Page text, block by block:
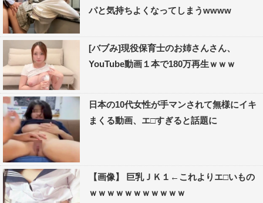
パと気持ちよくなってしまうwwww
[バブみ]現役保育士のお姉さんさん、
YouTube動画１本で180万再生ｗｗｗ
日本の10代女性が手マンされて無様にイキ
まくる動画、エ□すぎると話題に
【画像】 巨乳ＪＫ１←これよりエ□いもの
ｗｗｗｗｗｗｗｗｗｗｗ